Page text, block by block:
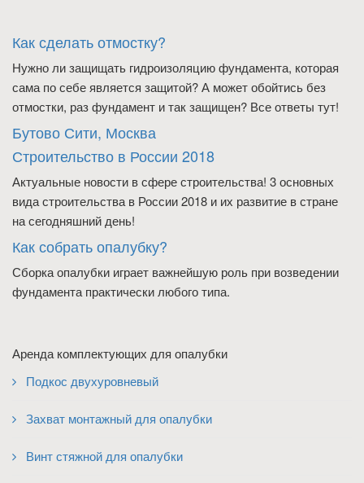
Как сделать отмостку?
Нужно ли защищать гидроизоляцию фундамента, которая
сама по себе является защитой? А может обойтись без
отмостки, раз фундамент и так защищен? Все ответы тут!
Бутово Сити, Москва
Строительство в России 2018
Актуальные новости в сфере строительства! 3 основных
вида строительства в России 2018 и их развитие в стране
на сегодняшний день!
Как собрать опалубку?
Сборка опалубки играет важнейшую роль при возведении
фундамента практически любого типа.
Аренда комплектующих для опалубки
Подкос двухуровневый
Захват монтажный для опалубки
Винт стяжной для опалубки